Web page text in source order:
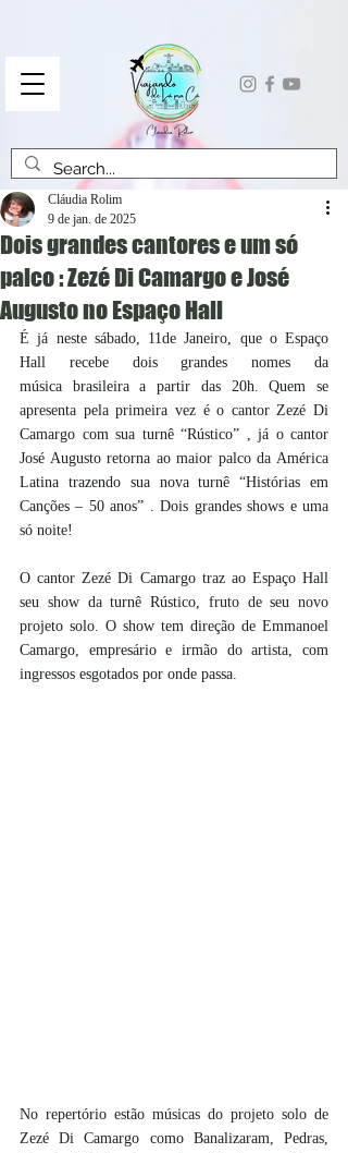
Dois grandes cantores e um só
palco : Zezé Di Camargo e José
Augusto no Espaço Hall
Cláudia Rolim
9 de jan. de 2025
É já neste sábado, 11de Janeiro, que o Espaço
Hall recebe dois grandes nomes da
música brasileira a partir das 20h. Quem se
apresenta pela primeira vez é o cantor Zezé Di
Camargo com sua turnê “Rústico” , já o cantor
José Augusto retorna ao maior palco da América
Latina trazendo sua nova turnê “Histórias em
Canções – 50 anos” . Dois grandes shows e uma
só noite!
O cantor Zezé Di Camargo traz ao Espaço Hall
seu show da turnê Rústico, fruto de seu novo
projeto solo. O show tem direção de Emmanoel
Camargo, empresário e irmão do artista, com
ingressos esgotados por onde passa.
No repertório estão músicas do projeto solo de
Zezé Di Camargo como Banalizaram, Pedras,